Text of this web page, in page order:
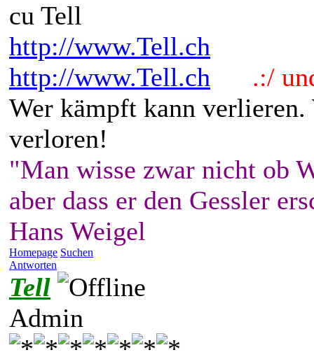
cu Tell
http://www.Tell.ch
http://www.Tell.ch
.:/
Wer kämpft kann
verloren!
"Man wisse zwar nicht ob
aber dass er den Gessler
Hans Weigel
Homepage Suchen
Antworten
Tell
Admin